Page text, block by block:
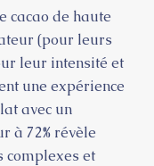
cacao de haute
(pour leurs
leur intensité et
une expérience
avec un
à 72% révèle
complexes et